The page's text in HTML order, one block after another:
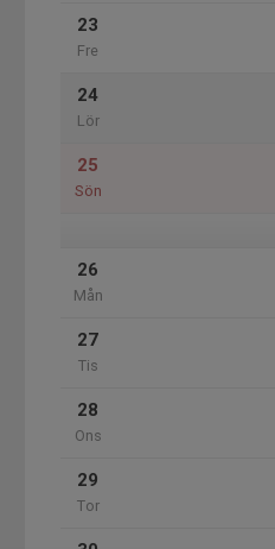
23
Fre
24
Lör
25
Sön
26
Mån
27
Tis
28
Ons
29
Tor